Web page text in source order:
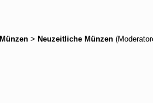
Münzen > Neuzeitliche Münzen